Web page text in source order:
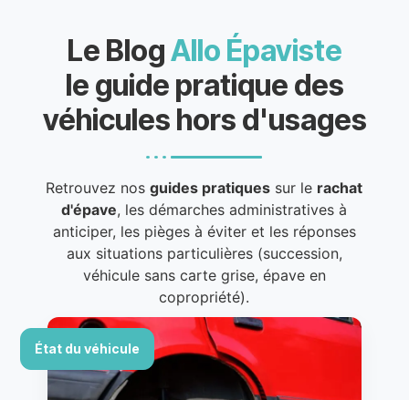
Le BlogAllo Épaviste
le guide pratique des
véhicules hors d'usages
Retrouvez nosguides pratiques sur le rachat
d'épave, les démarches administratives à
anticiper, les pièges à éviter et les réponses
aux situations particulières (succession,
véhicule sans carte grise, épave en
copropriété).
État du véhicule